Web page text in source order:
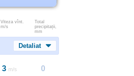
Viteza vînt.
m/s
Total
precipitații,
mm
Detaliat
3 m/s 0